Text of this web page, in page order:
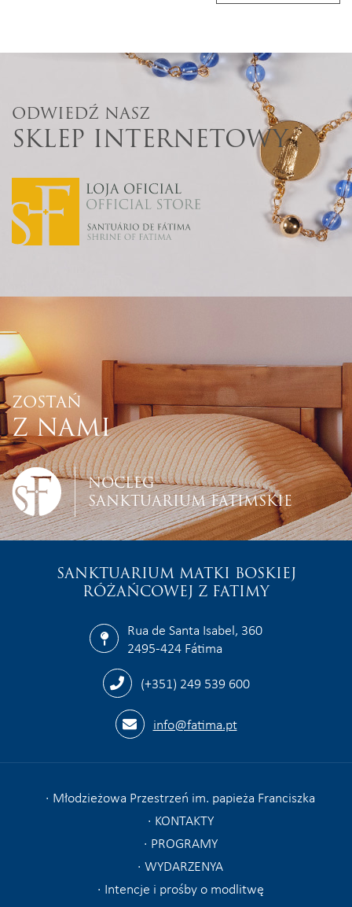
ODWIEDŹ NASZ
SKLEP INTERNETOWY
ZOSTAŃ
Z NAMI
NOCLEG
SANKTUARIUM FATIMSKIE
SANKTUARIUM MATKI BOSKIEJ
RÓŻAŃCOWEJ Z FATIMY
Rua de Santa Isabel, 360
2495-424 Fátima
(+351) 249 539 600
info@fatima.pt
Młodzieżowa Przestrzeń im. papieża Franciszka
KONTAKTY
PROGRAMY
WYDARZENYA
Intencje i prośby o modlitwę